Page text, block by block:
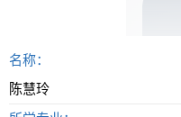
名称：
陈慧玲